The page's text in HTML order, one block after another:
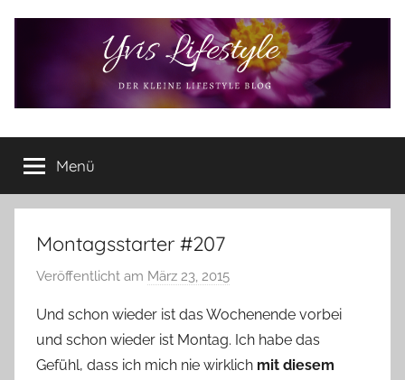
Yvis
Lifestyle
Lifestyle
Blog
–
Lifestyle,
Rezensionen,
Produkttests
vieles
mehr
Menü
Montagsstarter #207
Veröffentlicht am März 23, 2015
n
Y
v
Und schon wieder ist das Wochenende vorbei
und schon wieder ist Montag. Ich habe das
Gefühl, dass ich mich nie wirklich mit diesem